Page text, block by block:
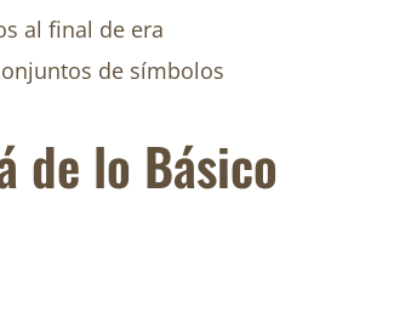
al final de era
de símbolos
de lo Básico